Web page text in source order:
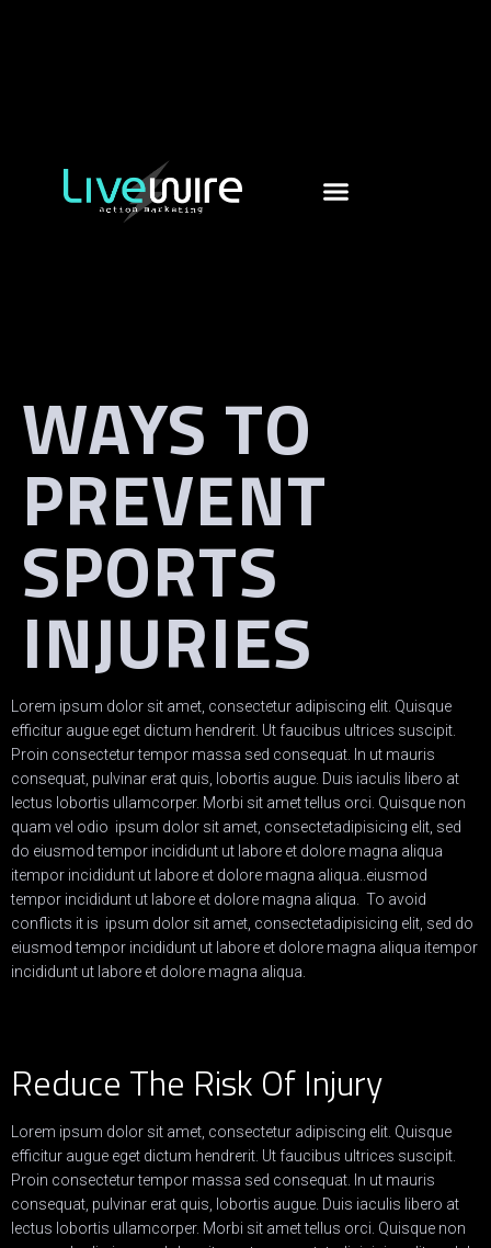
WAYS TO
PREVENT
SPORTS
INJURIES
Lorem ipsum dolor sit amet, consectetur adipiscing elit. Quisque
efficitur augue eget dictum hendrerit. Ut faucibus ultrices suscipit.
Proin consectetur tempor massa sed consequat. In ut mauris
consequat, pulvinar erat quis, lobortis augue. Duis iaculis libero at
lectus lobortis ullamcorper. Morbi sit amet tellus orci. Quisque non
quam vel odio ipsum dolor sit amet, consectetadipisicing elit, sed
do eiusmod tempor incididunt ut labore et dolore magna aliqua
itempor incididunt ut labore et dolore magna aliqua..eiusmod
tempor incididunt ut labore et dolore magna aliqua. To avoid
conflicts it is ipsum dolor sit amet, consectetadipisicing elit, sed do
eiusmod tempor incididunt ut labore et dolore magna aliqua itempor
incididunt ut labore et dolore magna aliqua.
Reduce The Risk Of Injury
Lorem ipsum dolor sit amet, consectetur adipiscing elit. Quisque
efficitur augue eget dictum hendrerit. Ut faucibus ultrices suscipit.
Proin consectetur tempor massa sed consequat. In ut mauris
consequat, pulvinar erat quis, lobortis augue. Duis iaculis libero at
lectus lobortis ullamcorper. Morbi sit amet tellus orci. Quisque non